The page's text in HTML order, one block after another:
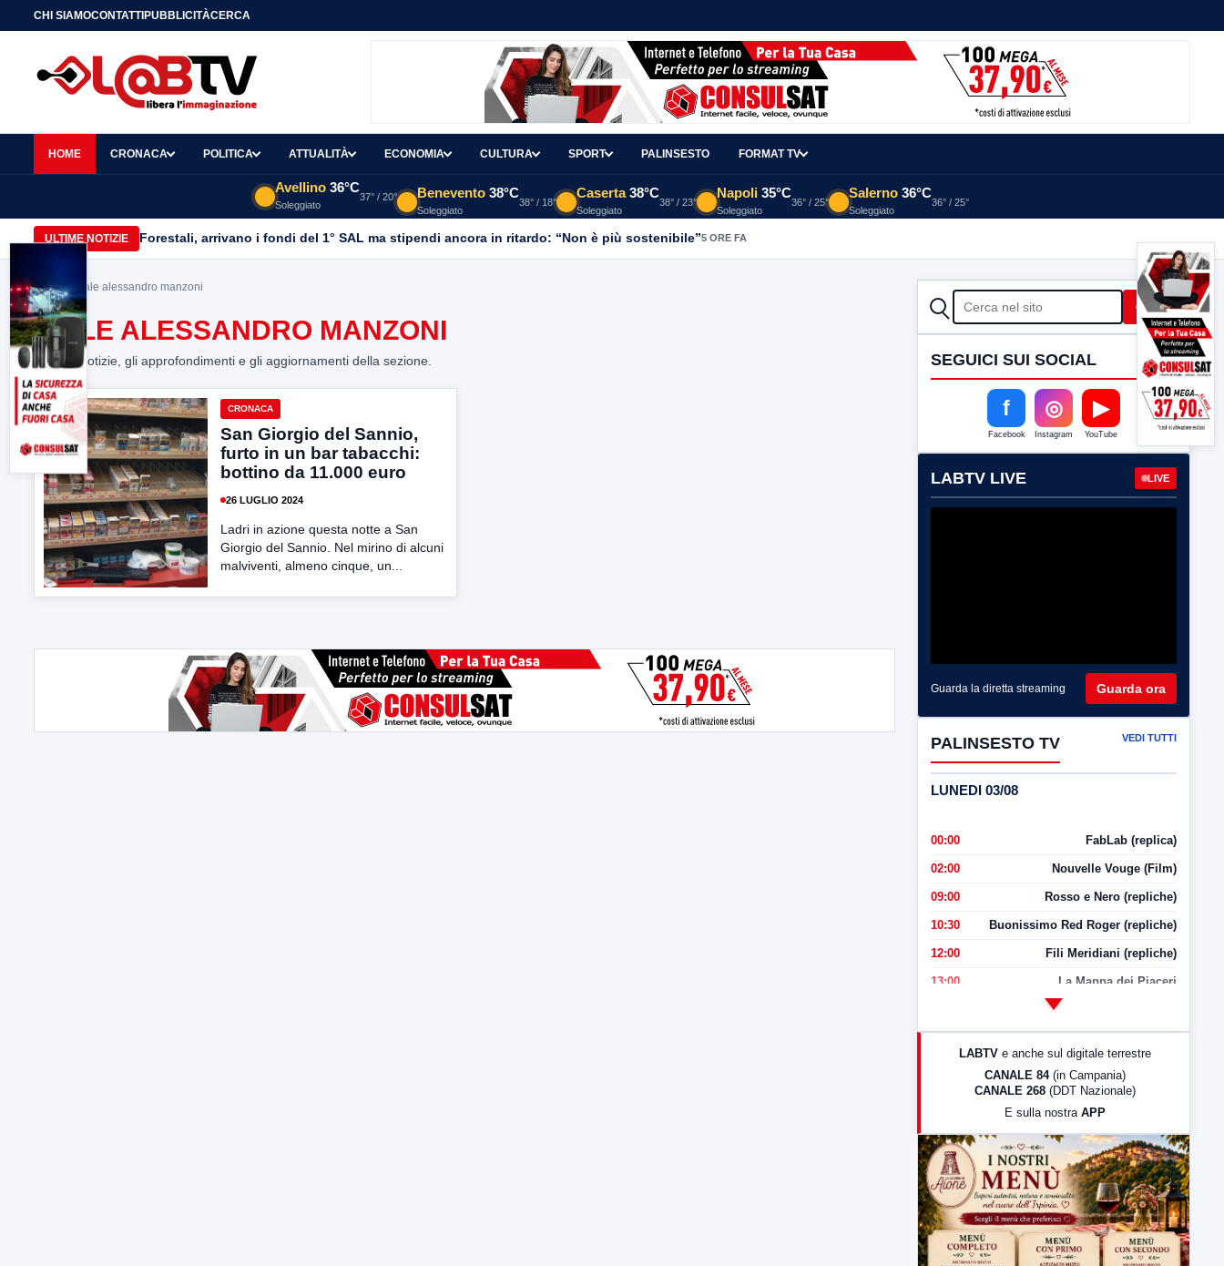
CHI SIAMOCONTATTIPUBBLICITÀCERCA
HOME CRONACA POLITICA ATTUALITÀ ECONOMIA CULTURA SPORT PALINSESTO FORMAT TV
Avellino 36°C
Soleggiato
37° / 20° Benevento 38°C
Soleggiato
38° / 18°
Caserta 38°C
Soleggiato
38° / 23°
Napoli 35°C
Soleggiato
36° / 25°
Salerno 36°C
Soleggiato
36° / 25°
ULTIME NOTIZIE Forestali, arrivano i fondi del 1° SAL ma stipendi ancora in ritardo: “Non è più sostenibile”5 ORE FA
Home> viale alessandro manzoni
VIALE ALESSANDRO MANZONI
Tutte le notizie, gli approfondimenti e gli aggiornamenti della sezione.
CRONACA
San Giorgio del Sannio,
furto in un bar tabacchi:
bottino da 11.000 euro
26 LUGLIO 2024
Ladri in azione questa notte a San
Giorgio del Sannio. Nel mirino di alcuni
malviventi, almeno cinque, un...
CERCA Cerca
SEGUICI SUI SOCIAL
f
Facebook
◎
Instagram
▶
YouTube
LABTV LIVE LIVE
Guarda la diretta streaming Guarda ora
PALINSESTO TV VEDI TUTTI
LUNEDI 03/08
00:00 FabLab (replica)
02:00 Nouvelle Vouge (Film)
09:00 Rosso e Nero (repliche)
10:30 Buonissimo Red Roger (repliche)
12:00 Fili Meridiani (repliche)
13:00 La Mappa dei Piaceri
LabNews (Diretta)
23:00 LabNews (replica)
LABTV e anche sul digitale terrestre
CANALE 84 (in Campania)
CANALE 268 (DDT Nazionale)
E sulla nostra APP